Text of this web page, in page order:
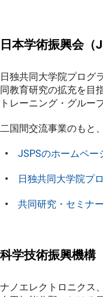
日本学術振興会（
日独共同大学院プログ
同教育研究の拡充を目
トレーニング・グルー
二国間交流事業のもと
JSPSのホームペー
日独共同大学院プ
共同研究・セミナ
科学技術振興機構
ナノエレクトロニクス